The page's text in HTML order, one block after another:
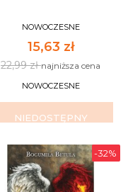
NOWOCZESNE
15,63 zł
22,99 złnajniższa cena
NOWOCZESNE
NIEDOSTĘPNY
-32%